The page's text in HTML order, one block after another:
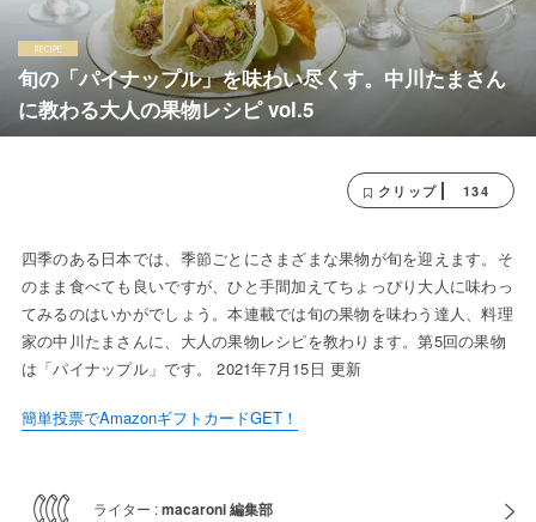
旬の「パイナップル」を味わい尽くす。中川たまさん
に教わる大人の果物レシピ vol.5
クリップ 134
四季のある日本では、季節ごとにさまざまな果物が旬を迎えます。そ
のまま食べても良いですが、ひと手間加えてちょっぴり大人に味わっ
てみるのはいかがでしょう。本連載では旬の果物を味わう達人、料理
家の中川たまさんに、大人の果物レシピを教わります。第5回の果物
は「パイナップル」です。 2021年7月15日 更新
簡単投票でAmazonギフトカードGET！
ライター :macaroni 編集部